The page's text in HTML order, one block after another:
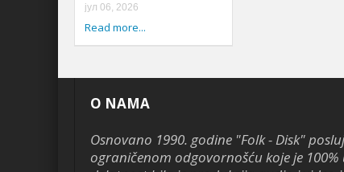
јул 06, 2026
Read more...
O NAMA
Osnovano 1990. godine "Folk - Disk"
ograničenom odgovornošću koje je